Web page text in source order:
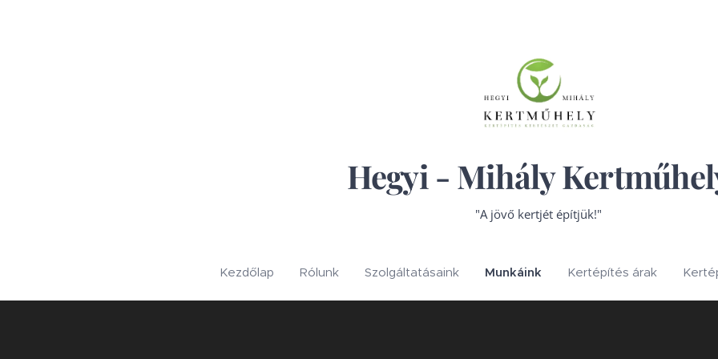
Hegyi - Mihály
"A jövő kertjét építjük!"
Kezdőlap Rólunk Szolgáltatásaink Munkáink Kertépítés árak